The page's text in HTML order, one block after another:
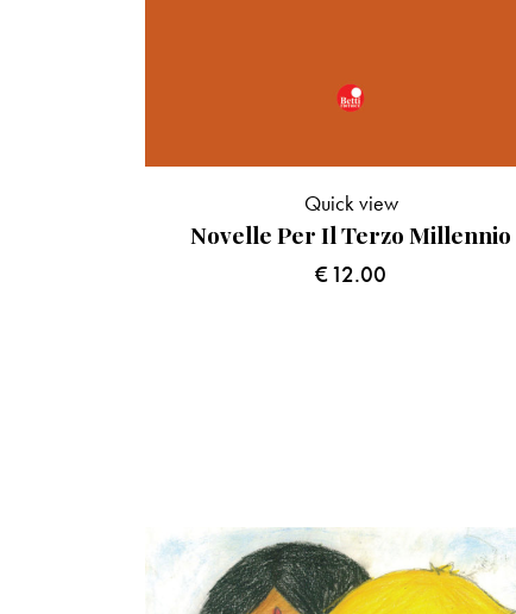
Novelle Per Il Terzo Millennio
€12.00
Quick view